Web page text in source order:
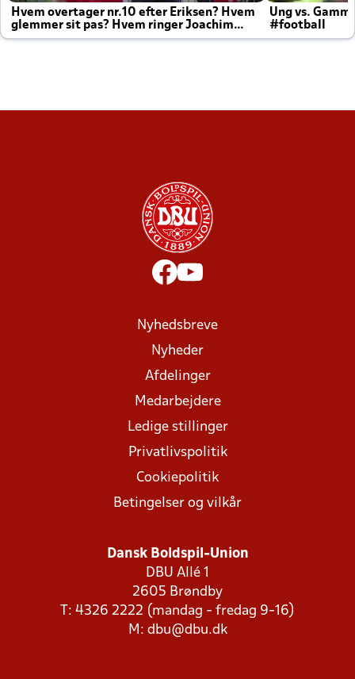
Hvem overtager nr.10 efter Eriksen? Hvem
glemmer sit pas? Hvem ringer Joachim
altid til efter kampe?
Ung vs.
#football
Nyhedsbreve
Nyheder
Afdelinger
Medarbejdere
Ledige stillinger
Privatlivspolitik
Cookiepolitik
Betingelser og vilkår
Dansk Boldspil-Union
DBU Allé 1
2605 Brøndby
T: 4326 2222 (mandag - fredag 9-16)
M: dbu@dbu.dk